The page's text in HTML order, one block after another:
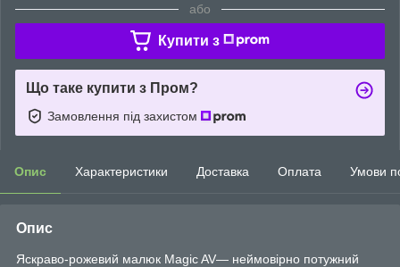
або
Купити з
Що таке купити з Пром?
Замовлення під захистом
Опис Характеристики Доставка Оплата Умови
Опис
Яскраво-рожевий малюк Magic AV— неймовірно потужний